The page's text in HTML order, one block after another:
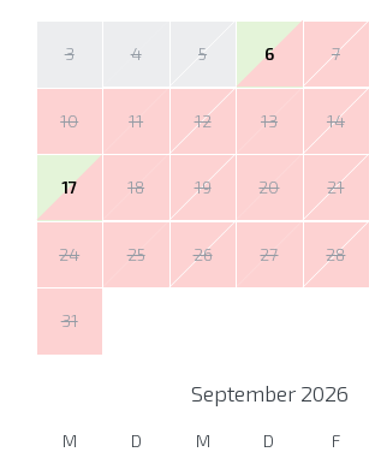
3 4 5 6 7
10 11 12 13 14
17 18 19 20 21
24 25 26 27 28
31
September 2026
M D M D F